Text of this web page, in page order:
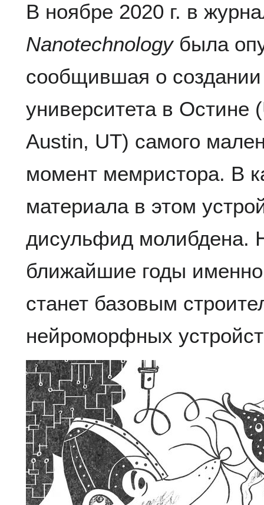
В ноябре 2020 г. в
Nanotechnologyбыла
сообщившая о
университета в Остине
Austin, UT) самого
момент мемристора. В
материала в этом
дисульфид молибдена.
ближайшие годы
станет базовым
нейроморфных